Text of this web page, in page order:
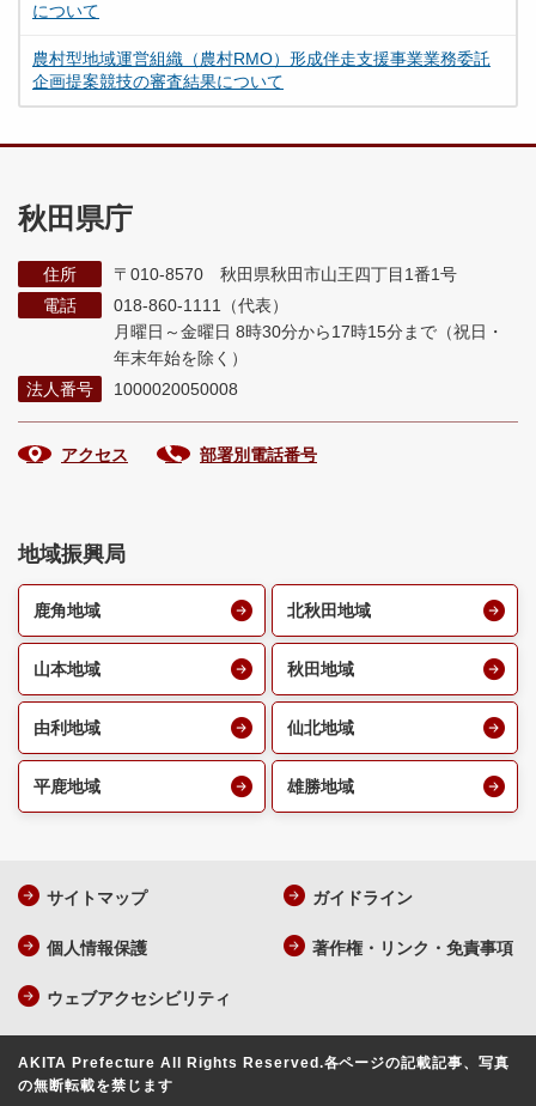
について
農村型地域運営組織（農村RMO）形成伴走支援事業業務委託
企画提案競技の審査結果について
秋田県庁
住所
〒010-8570 秋田県秋田市山王四丁目1番1号
電話
018-860-1111（代表）
月曜日～金曜日 8時30分から17時15分まで （祝日・
年末年始を除く）
法人番号
1000020050008
アクセス 部署別電話番号
地域振興局
鹿角地域 北秋田地域
山本地域 秋田地域
由利地域 仙北地域
平鹿地域 雄勝地域
サイトマップ ガイドライン
個人情報保護 著作権・リンク・免責事項
ウェブアクセシビリティ
AKITA Prefecture All Rights Reserved.各ページの記載記事、写真
の無断転載を禁じます